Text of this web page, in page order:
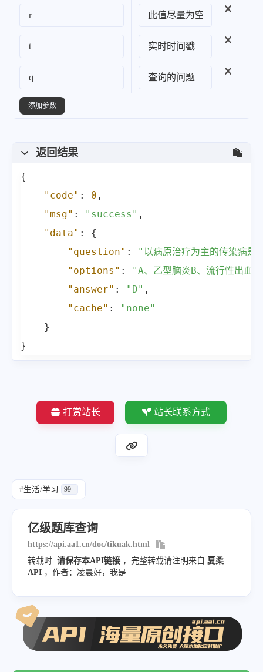
添加参数
返回结果
{
"code" : 0 ,
"msg" : "success" ,
"data" :
{
"question" :
"以病原治疗为主的传染
"options" :
"A、乙型脑炎B、流行性出血
"answer" : "D" ,
"cache" :
"none"
}
}
打赏站长 站长联系方式
#生活/学习 99+
亿级题库查询
https://api.aa1.cn/doc/tikuak.html
转载时 请保存本API链接 ，完整转载请注明来自 夏柔
API ，作者：凌晨好，我是